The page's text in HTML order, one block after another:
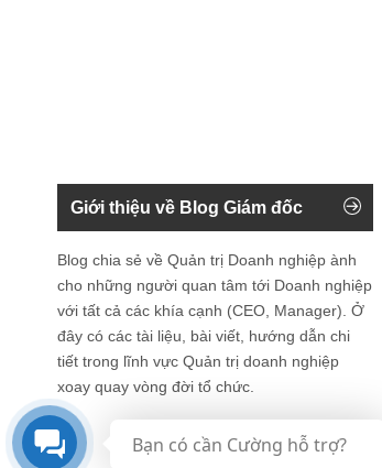
Giới thiệu về Blog Giám đốc
Blog chia sẻ về Quản trị Doanh nghiệp ành
cho những người quan tâm tới Doanh nghiệp
với tất cả các khía cạnh (CEO, Manager). Ở
đây có các tài liệu, bài viết, hướng dẫn chi
tiết trong lĩnh vực Quản trị doanh nghiệp
xoay quay vòng đời tổ chức.
Bạn có cần Cường hỗ trợ?